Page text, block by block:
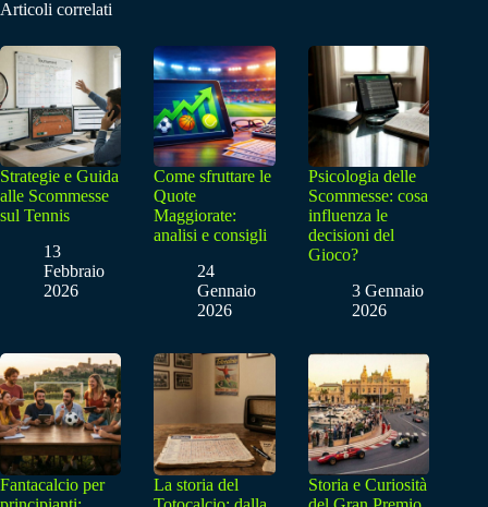
Articoli correlati
Strategie e Guida
alle Scommesse
sul Tennis
13
Febbraio
2026
Come sfruttare le
Quote
Maggiorate:
analisi e consigli
24
Gennaio
2026
Psicologia delle
Scommesse: cosa
influenza le
decisioni del
Gioco?
3 Gennaio
2026
Fantacalcio per
La storia del
Storia e Curiosità